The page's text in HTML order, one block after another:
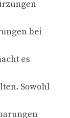
bei
es
Sowohl